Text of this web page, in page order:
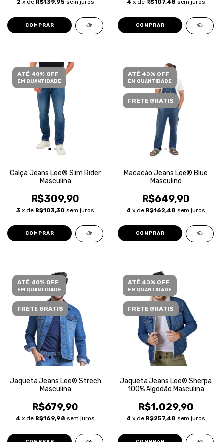
2 x de R$139,95 sem juros
COMPRAR
4 x de R$107,48 sem juros
COMPRAR
ATÉ 40% OFF
EM QUANTIDADE
Calça Jeans Lee® Slim Rider
Masculina
R$309,90
3 x de R$103,30 sem juros
COMPRAR
ATÉ 40% OFF
EM QUANTIDADE
FRETE GRÁTIS
Macacão Jeans Lee® Blue
Masculino
R$649,90
4 x de R$162,48 sem juros
COMPRAR
ATÉ 40% OFF
EM QUANTIDADE
FRETE GRÁTIS
Jaqueta Jeans Lee® Strech
Masculina
R$679,90
4 x de R$169,98 sem juros
ATÉ 40% OFF
EM QUANTIDADE
FRETE GRÁTIS
Jaqueta Jeans Lee® Sherpa
100% Algodão Masculina
R$1.029,90
4 x de R$257,48 sem juros